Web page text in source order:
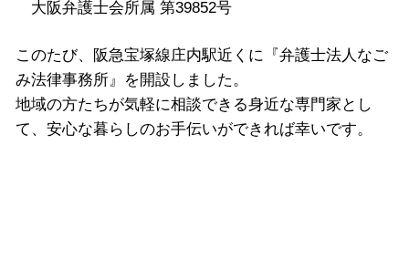
大阪弁護士会所属 第39852号
このたび、阪急宝塚線庄内駅近くに『弁護士法人なご
み法律事務所』を開設しました。
地域の方たちが気軽に相談できる身近な専門家とし
て、安心な暮らしのお手伝いができれば幸いです。